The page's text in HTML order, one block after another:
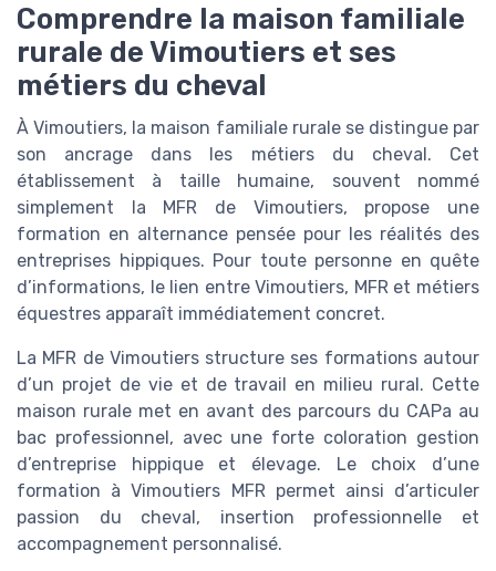
Comprendre la maison familiale
rurale de Vimoutiers et ses
métiers du cheval
À Vimoutiers, la maison familiale rurale se distingue par
son ancrage dans les métiers du cheval. Cet
établissement à taille humaine, souvent nommé
simplement la MFR de Vimoutiers, propose une
formation en alternance pensée pour les réalités des
entreprises hippiques. Pour toute personne en quête
d’informations, le lien entre Vimoutiers, MFR et métiers
équestres apparaît immédiatement concret.
La MFR de Vimoutiers structure ses formations autour
d’un projet de vie et de travail en milieu rural. Cette
maison rurale met en avant des parcours du CAPa au
bac professionnel, avec une forte coloration gestion
d’entreprise hippique et élevage. Le choix d’une
formation à Vimoutiers MFR permet ainsi d’articuler
passion du cheval, insertion professionnelle et
accompagnement personnalisé.